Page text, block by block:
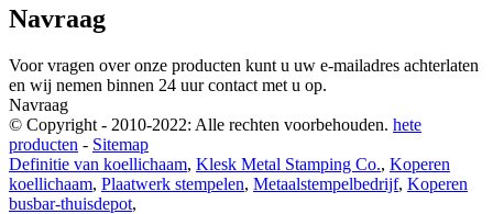
Navraag
Voor vragen over onze producten kunt u uw e-mailadres achterlaten
en wij nemen binnen 24 uur contact met u op.
Navraag
© Copyright - 2010-2022: Alle rechten voorbehouden. hete
producten - Sitemap
Definitie van koellichaam, Klesk Metal Stamping Co., Koperen
koellichaam, Plaatwerk stempelen, Metaalstempelbedrijf, Koperen
busbar-thuisdepot,